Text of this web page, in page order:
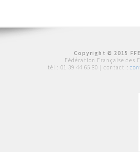
Copyright © 2015
Fédération Française des
tél : 01 39 44 65 80 | contact :